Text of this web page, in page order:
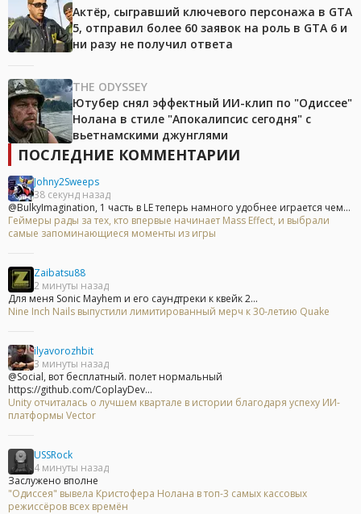
Актёр, сыгравший ключевого персонажа в GTA
5, отправил более 60 заявок на роль в GTA 6 и
ни разу не получил ответа
THE ODYSSEY
Ютубер снял эффектный ИИ-клип по "Одиссее"
Нолана в стиле "Апокалипсис сегодня" с
вьетнамскими джунглями
ПОСЛЕДНИЕ КОММЕНТАРИИ
Johny2Sweeps
38 секунд назад
@BulkyImagination, 1 часть в LE теперь намного удобнее играется чем...
Геймеры рады за тех, кто впервые начинает Mass Effect, и выбрали
самые запоминающиеся моменты из игры
Zaibatsu88
2 минуты назад
Для меня Sonic Mayhem и его саундтреки к квейк 2...
Nine Inch Nails выпустили лимитированный мерч к 30-летию Quake
ilyavorozhbit
3 минуты назад
@Social, вот бесплатный. полет нормальный
https://github.com/CoplayDev...
Unity отчиталась о лучшем квартале в истории благодаря успеху ИИ-
платформы Vector
USSRock
4 минуты назад
Заслужено вполне
"Одиссея" вывела Кристофера Нолана в топ-3 самых кассовых
режиссёров всех времён